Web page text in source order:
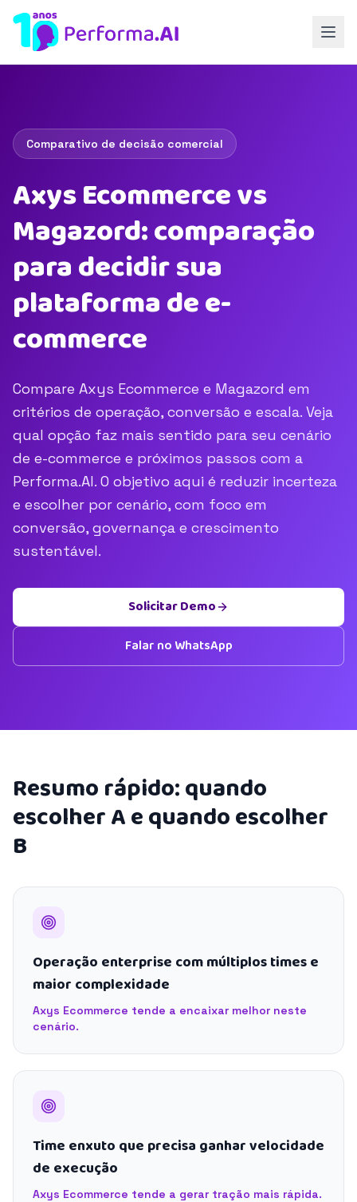
Comparativo de decisão comercial
Axys Ecommerce vs
Magazord: comparação
para decidir sua
plataforma de e-
commerce
Compare Axys Ecommerce e Magazord em
critérios de operação, conversão e escala. Veja
qual opção faz mais sentido para seu cenário
de e-commerce e próximos passos com a
Performa.AI. O objetivo aqui é reduzir incerteza
e escolher por cenário, com foco em
conversão, governança e crescimento
sustentável.
Solicitar Demo
Falar no WhatsApp
Resumo rápido: quando
escolher A e quando escolher
B
Operação enterprise com múltiplos times e
maior complexidade
Axys Ecommerce tende a encaixar melhor neste
cenário.
Time enxuto que precisa ganhar velocidade
de execução
Axys Ecommerce tende a gerar tração mais rápida.